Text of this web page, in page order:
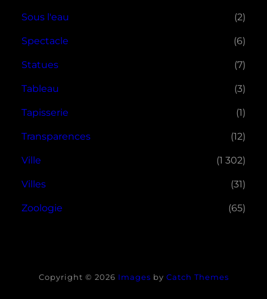
Sous l'eau (2)
Spectacle (6)
Statues (7)
Tableau (3)
Tapisserie (1)
Transparences (12)
Ville (1 302)
Villes (31)
Zoologie (65)
Copyright © 2026 Images by Catch Themes